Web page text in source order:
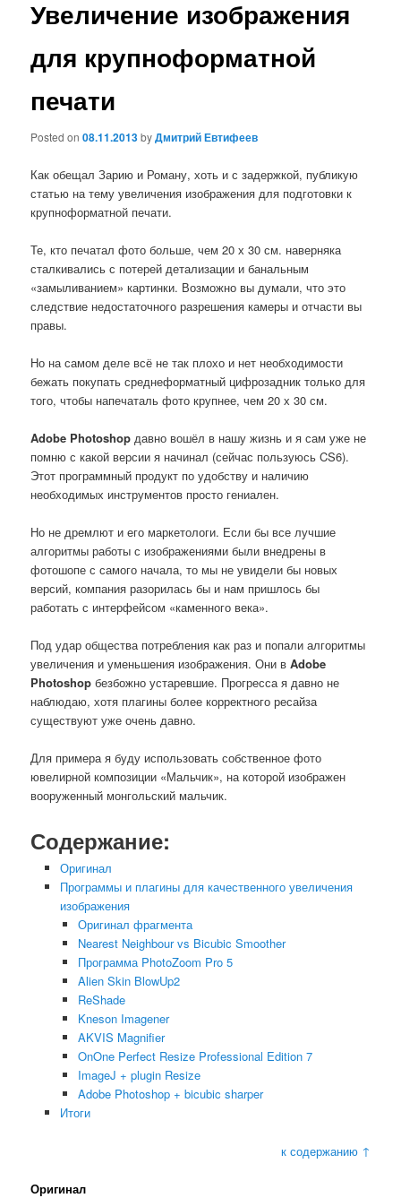
Увеличение изображения
для крупноформатной
печати
Posted on08.11.2013byДмитрий Евтифеев
Как обещал Зарию и Роману, хоть и с задержкой, публикую
статью на тему увеличения изображения для подготовки к
крупноформатной печати.
Те, кто печатал фото больше, чем 20 х 30 см. наверняка
сталкивались с потерей детализации и банальным
«замыливанием» картинки. Возможно вы думали, что это
следствие недостаточного разрешения камеры и отчасти вы
правы.
Но на самом деле всё не так плохо и нет необходимости
бежать покупать среднеформатный цифрозадник только для
того, чтобы напечаталь фото крупнее, чем 20 х 30 см.
Adobe Photoshop давно вошёл в нашу жизнь и я сам уже не
помню с какой версии я начинал (сейчас пользуюсь CS6).
Этот программный продукт по удобству и наличию
необходимых инструментов просто гениален.
Но не дремлют и его маркетологи. Если бы все лучшие
алгоритмы работы с изображениями были внедрены в
фотошопе с самого начала, то мы не увидели бы новых
версий, компания разорилась бы и нам пришлось бы
работать с интерфейсом «каменного века».
Под удар общества потребления как раз и попали алгоритмы
увеличения и уменьшения изображения. Они вAdobe
Photoshop безбожно устаревшие. Прогресса я давно не
наблюдаю, хотя плагины более корректного ресайза
существуют уже очень давно.
Для примера я буду использовать собственное фото
ювелирной композиции «Мальчик», на которой изображен
вооруженный монгольский мальчик.
Содержание:
Оригинал
Программы и плагины для качественного увеличения
изображения
Оригинал фрагмента
Nearest Neighbour vs Bicubic Smoother
Программа PhotoZoom Pro 5
Alien Skin BlowUp2
ReShade
Kneson Imagener
AKVIS Magnifier
OnOne Perfect Resize Professional Edition 7
ImageJ + plugin Resize
Adobe Photoshop + bicubic sharper
Итоги
к содержанию ↑
Оригинал